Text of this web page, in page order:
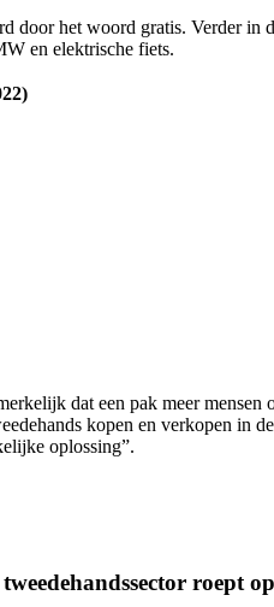
door het woord gratis. Verder
en elektrische fiets.
dat een pak meer
kopen en verkopen in
oplossing”.
roept